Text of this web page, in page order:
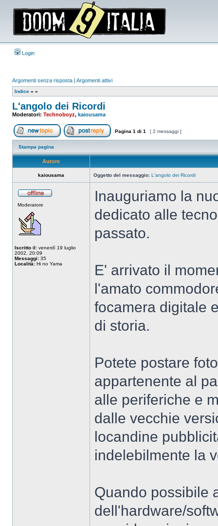
Login
Argomenti senza risposta | Argomenti attivi
Indice » »
L'angolo dei Ricordi
Moderatori: Technoboyz, kaiousama
Apri un nuovo argomentoRispondi all’argomento
Pagina 1 di 1 [ 2 messaggi ]
Stampa pagina
Autore
kaiousama Oggetto del messaggio: L'angolo dei Ricordi
Moderatore
Iscritto il: venerdì 19 luglio
2002, 20:09
Messaggi: 35
Località: Hi no Yama
Inauguriamo la
dedicato alle
passato.
E' arrivato il
l'amato
focamera digitale
di storia.
Potete postare
appartenente al
alle periferiche e
dalle vecchie
locandine
indelebilmente la
Quando possibile
dell'hardware/